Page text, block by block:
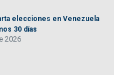
elecciones en Venezuela
30 días
2026